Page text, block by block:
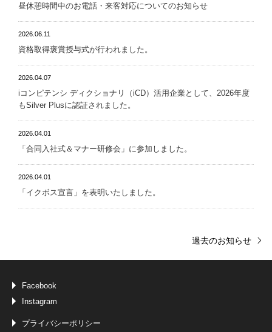
昼休憩時間中のお電話・来客対応についてのお知らせ
2026.06.11
資格取得褒賞授与式が行われました。
2026.04.07
iコンピテンシ ディクショナリ（iCD）活用企業として、2026年度
もSilver Plusに認証されました。
2026.04.01
「合同入社式＆マナー研修会」に参加しました。
2026.04.01
「イクボス宣言」を表明いたしました。
過去のお知らせ
Facebook
Instagram
プライバシーポリシー